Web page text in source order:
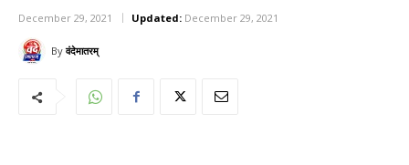
December 29, 2021 Updated: December 29, 2021
By वंदेमातरम्